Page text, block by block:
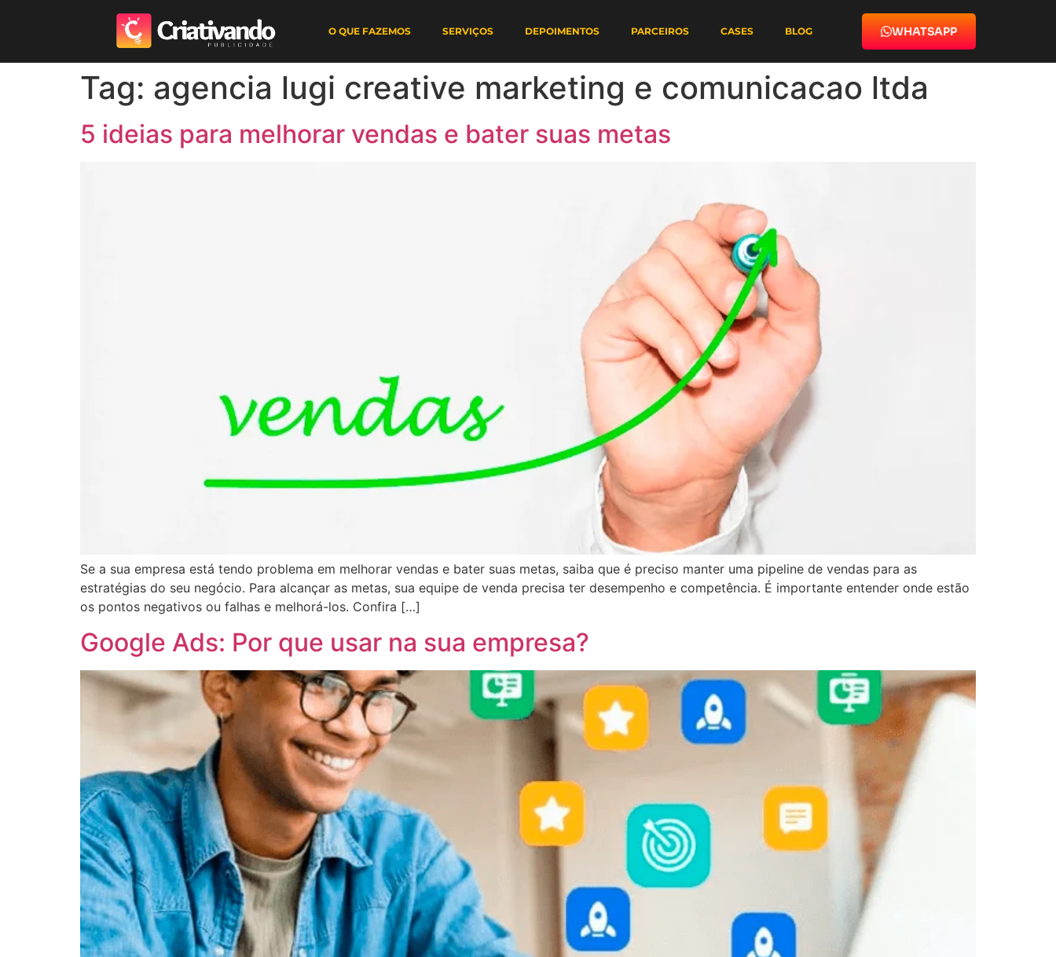
O QUE FAZEMOS SERVIÇOS DEPOIMENTOS PARCEIROS CASES BLOG WHATSAPP
Tag: agencia lugi creative marketing e comunicacao ltda
5 ideias para melhorar vendas e bater suas metas
Se a sua empresa está tendo problema em melhorar vendas e bater suas metas, saiba que é preciso manter uma pipeline de vendas para as
estratégias do seu negócio. Para alcançar as metas, sua equipe de venda precisa ter desempenho e competência. É importante entender onde estão
os pontos negativos ou falhas e melhorá-los. Confira […]
Google Ads: Por que usar na sua empresa?